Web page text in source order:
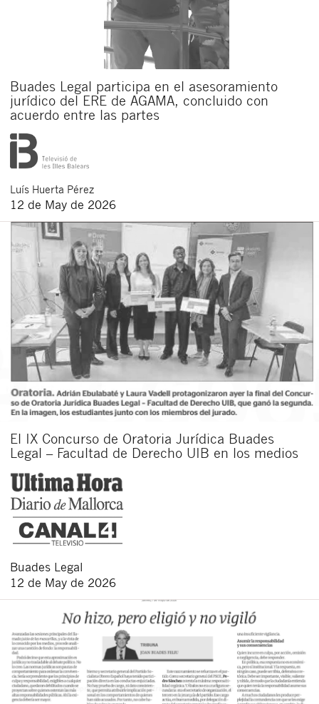
Buades Legal participa en el asesoramiento
jurídico del ERE de AGAMA, concluido con
acuerdo entre las partes
Luís Huerta Pérez
12 de May de 2026
El IX Concurso de Oratoria Jurídica Buades
Legal – Facultad de Derecho UIB en los medios
Buades Legal
12 de May de 2026